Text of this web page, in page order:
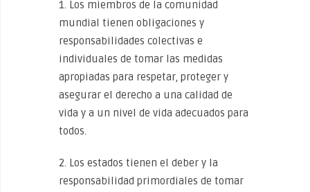
1. Los miembros de la comunidad
mundial tienen obligaciones y
responsabilidades colectivas e
individuales de tomar las medidas
apropiadas para respetar, proteger y
asegurar el derecho a una calidad de
vida y a un nivel de vida adecuados para
todos.
2. Los estados tienen el deber y la
responsabilidad primordiales de tomar